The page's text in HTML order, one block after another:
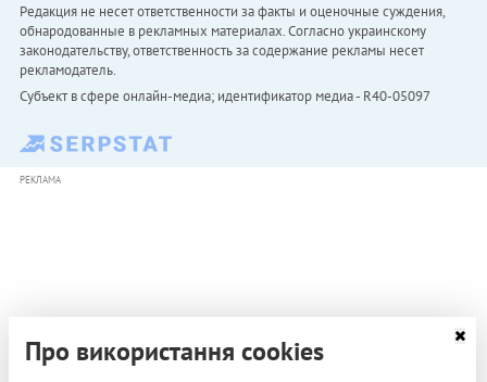
Редакция не несет ответственности за факты и оценочные суждения,
обнародованные в рекламных материалах. Согласно украинскому
законодательству, ответственность за содержание рекламы несет
рекламодатель.
Субъект в сфере онлайн-медиа; идентификатор медиа - R40-05097
РЕКЛАМА
Про використання cookies